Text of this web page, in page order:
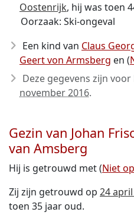
Oostenrijk, hij was toen
Oorzaak: Ski-ongeval
Een kind van Claus
Geert von Armsberg en (
Deze gegevens zijn
november 2016.
Gezin van Johan
van Amsberg
Hij is getrouwd met (Niet
Zij zijn getrouwd op 24
toen 35 jaar oud.